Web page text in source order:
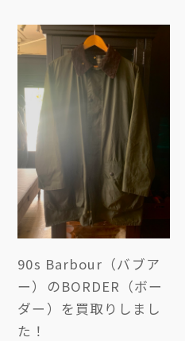
90s Barbour（バブア
ー）のBORDER（ボー
ダー）を買取りしまし
た！